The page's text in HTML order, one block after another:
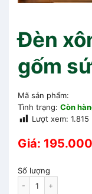
Đèn
gốm
Mã sản phẩm:
Tình trạng: Còn
Lượt xem: 1.815
Giá: 195.000
Số lượng